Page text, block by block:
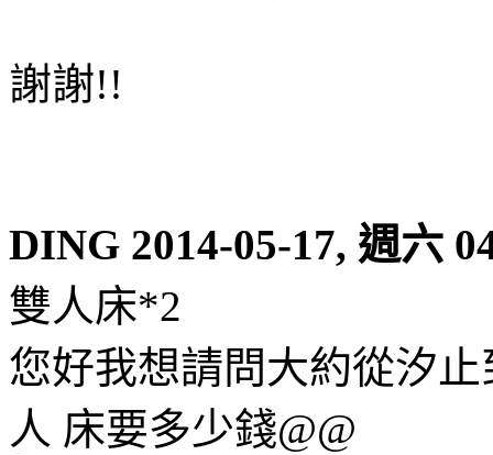
謝謝!!
DING 2014-05-17, 週六
雙人床*2
您好我想請問大約從汐
人 床要多少錢@@